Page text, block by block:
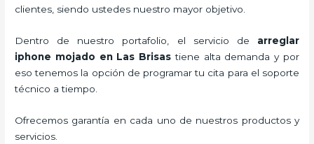
clientes, siendo ustedes nuestro mayor objetivo.
Dentro de nuestro portafolio, el servicio de arreglar
iphone mojado en Las Brisas tiene alta demanda y por
eso tenemos la opción de programar tu cita para el soporte
técnico a tiempo.
Ofrecemos garantía en cada uno de nuestros productos y
servicios.